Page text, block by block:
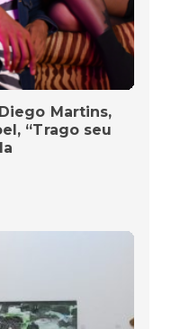
Martins,
“Trago seu